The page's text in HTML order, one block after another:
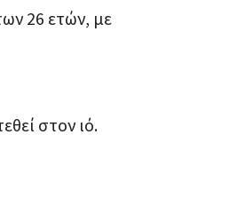
26 ετών, με
στον ιό.